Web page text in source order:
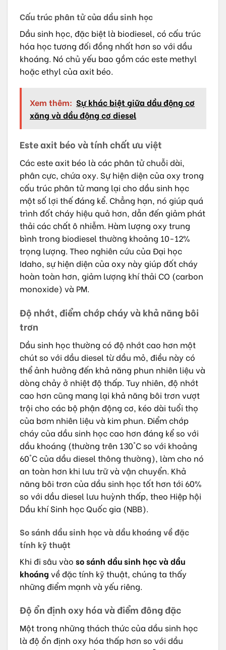
Cấu trúc phân tử của dầu sinh học
Dầu sinh học, đặc biệt là biodiesel, có cấu trúc
hóa học tương đối đồng nhất hơn so với dầu
khoáng. Nó chủ yếu bao gồm các este methyl
hoặc ethyl của axit béo.
Xem thêm: Sự khác biệt giữa dầu động cơ
xăng và dầu động cơ diesel
Este axit béo và tính chất ưu việt
Các este axit béo là các phân tử chuỗi dài,
phân cực, chứa oxy. Sự hiện diện của oxy trong
cấu trúc phân tử mang lại cho dầu sinh học
một số lợi thế đáng kể. Chẳng hạn, nó giúp quá
trình đốt cháy hiệu quả hơn, dẫn đến giảm phát
thải các chất ô nhiễm. Hàm lượng oxy trung
bình trong biodiesel thường khoảng 10-12%
trọng lượng. Theo nghiên cứu của Đại học
Idaho, sự hiện diện của oxy này giúp đốt cháy
hoàn toàn hơn, giảm lượng khí thải CO (carbon
monoxide) và PM.
Độ nhớt, điểm chớp cháy và khả năng bôi
trơn
Dầu sinh học thường có độ nhớt cao hơn một
chút so với dầu diesel từ dầu mỏ, điều này có
thể ảnh hưởng đến khả năng phun nhiên liệu và
dòng chảy ở nhiệt độ thấp. Tuy nhiên, độ nhớt
cao hơn cũng mang lại khả năng bôi trơn vượt
trội cho các bộ phận động cơ, kéo dài tuổi thọ
của bơm nhiên liệu và kim phun. Điểm chớp
cháy của dầu sinh học cao hơn đáng kể so với
dầu khoáng (thường trên 130°C so với khoảng
60°C của dầu diesel thông thường), làm cho nó
an toàn hơn khi lưu trữ và vận chuyển. Khả
năng bôi trơn của dầu sinh học tốt hơn tới 60%
so với dầu diesel lưu huỳnh thấp, theo Hiệp hội
Dầu khí Sinh học Quốc gia (NBB).
So sánh dầu sinh học và dầu khoáng về đặc
tính kỹ thuật
Khi đi sâu vào so sánh dầu sinh học và dầu
khoáng về đặc tính kỹ thuật, chúng ta thấy
những điểm mạnh và yếu riêng.
Độ ổn định oxy hóa và điểm đông đặc
Một trong những thách thức của dầu sinh học
là độ ổn định oxy hóa thấp hơn so với dầu